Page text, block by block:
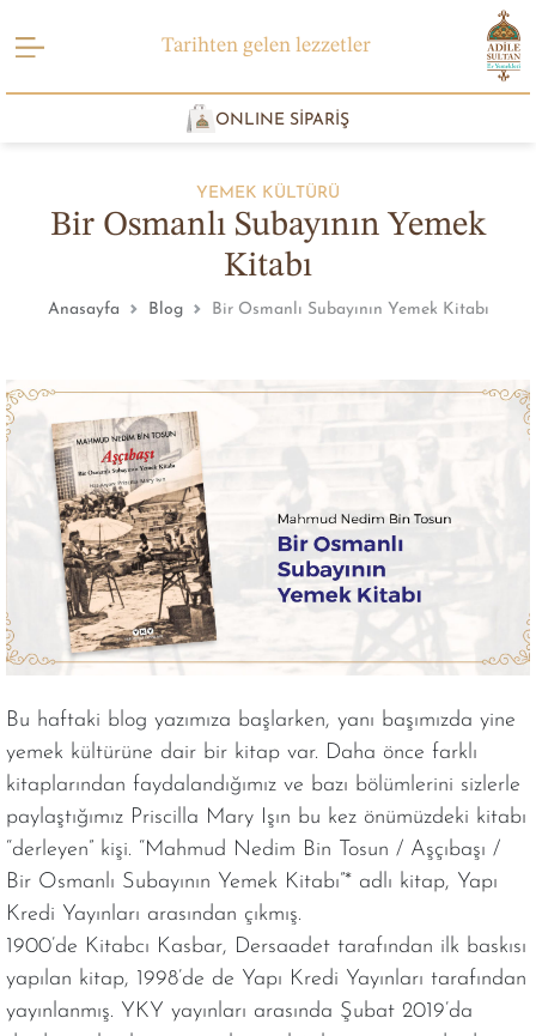
Tarihten gelen lezzetler
ONLINE SİPARİŞ
YEMEK KÜLTÜRÜ
Bir Osmanlı Subayının Yemek
Kitabı
Anasayfa Blog Bir Osmanlı Subayının Yemek Kitabı
Bu haftaki blog yazımıza başlarken, yanı başımızda yine
yemek kültürüne dair bir kitap var. Daha önce farklı
kitaplarından faydalandığımız ve bazı bölümlerini sizlerle
paylaştığımız Priscilla Mary Işın bu kez önümüzdeki kitabı
“derleyen” kişi. “Mahmud Nedim Bin Tosun / Aşçıbaşı /
Bir Osmanlı Subayının Yemek Kitabı”* adlı kitap, Yapı
Kredi Yayınları arasından çıkmış.
1900’de Kitabcı Kasbar, Dersaadet tarafından ilk baskısı
yapılan kitap, 1998’de de Yapı Kredi Yayınları tarafından
yayınlanmış. YKY yayınları arasında Şubat 2019’da